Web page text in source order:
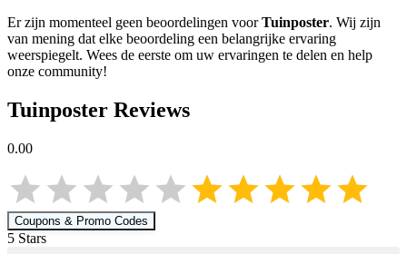
Er zijn momenteel geen beoordelingen voorTuinposter. Wij zijn
van mening dat elke beoordeling een belangrijke ervaring
weerspiegelt. Wees de eerste om uw ervaringen te delen en help
onze community!
Tuinposter Reviews
0.00
Coupons & Promo Codes
5 Stars